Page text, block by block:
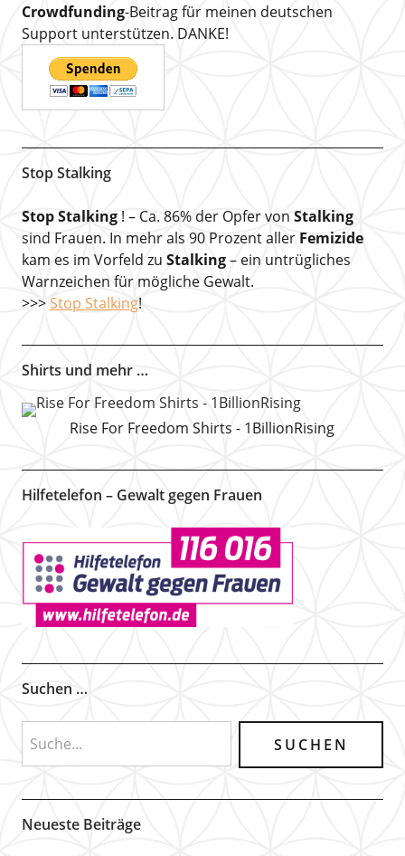
Crowdfunding-Beitrag für meinen deutschen
Support unterstützen. DANKE!
Stop Stalking
Stop Stalking! – Ca. 86% der Opfer von Stalking
sind Frauen. In mehr als 90 Prozent aller Femizide
kam es im Vorfeld zu Stalking– ein untrügliches
Warnzeichen für mögliche Gewalt.
>>> Stop Stalking!
Shirts und mehr …
Rise For Freedom Shirts - 1BillionRising
Hilfetelefon – Gewalt gegen Frauen
Suchen …
Neueste Beiträge